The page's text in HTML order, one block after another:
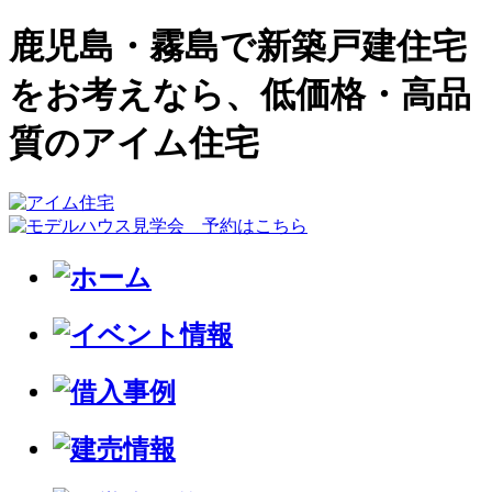
鹿児島・霧島で新築戸建住宅
をお考えなら、低価格・高品
質のアイム住宅